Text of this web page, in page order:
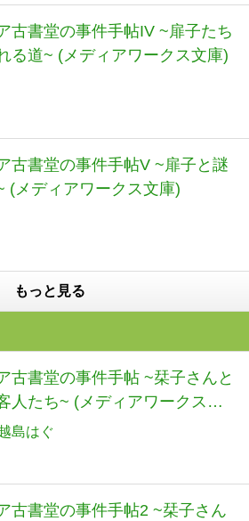
古書堂の事件手帖IV ~扉子たち
る道~ (メディアワークス文庫)
古書堂の事件手帖V ~扉子と謎
(メディアワークス文庫)
もっと見る
古書堂の事件手帖 ~栞子さんと
人たち~ (メディアワークス文
島はぐ
古書堂の事件手帖2 ~栞子さん